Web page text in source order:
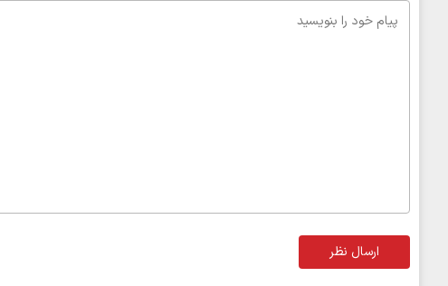
ارسال نظر